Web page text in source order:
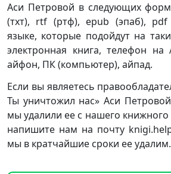
Аси Петровой в следующих
(тхт), rtf (ртф), epub (эпаб),
языке, которые подойдут на
электронная книга, телефон на
айфон, ПК (компьютер), айпад.
Если вы являетесь
Ты уничтожил нас» Аси
мы удалили ее с нашего книжного
напишите нам на почту
мы в кратчайшие сроки ее удалим.